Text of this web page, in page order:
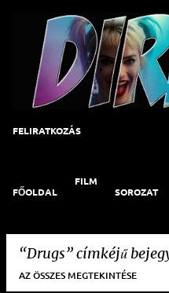
Ugrás a
FELIRATKOZÁS
FŐOLDAL
FILM
SOROZAT
Drugs címkéjű
AZ ÖSSZES MEGTEKINTÉSE